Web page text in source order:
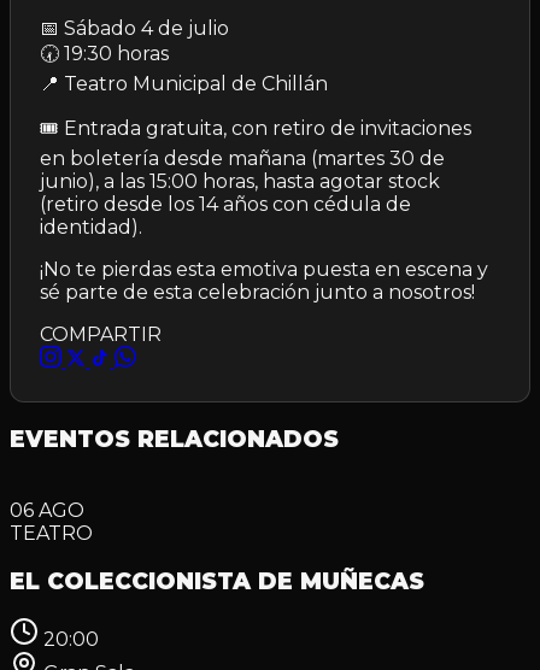
📅 Sábado 4 de julio
🕢 19:30 horas
📍 Teatro Municipal de Chillán
🎟️ Entrada gratuita, con retiro de invitaciones
en boletería desde mañana (martes 30 de
junio), a las 15:00 horas, hasta agotar stock
(retiro desde los 14 años con cédula de
identidad).
¡No te pierdas esta emotiva puesta en escena y
sé parte de esta celebración junto a nosotros!
COMPARTIR
EVENTOS RELACIONADOS
06 AGO
TEATRO
EL COLECCIONISTA DE MUÑECAS
20:00